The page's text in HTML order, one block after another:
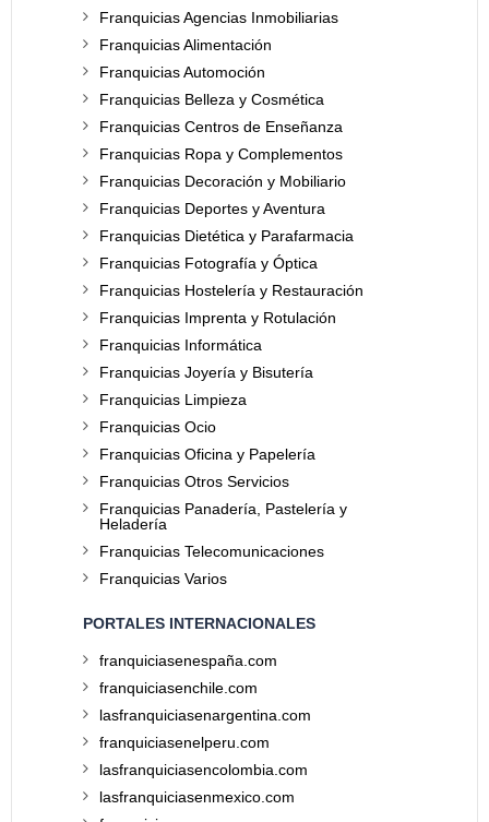
Franquicias Agencias Inmobiliarias
Franquicias Alimentación
Franquicias Automoción
Franquicias Belleza y Cosmética
Franquicias Centros de Enseñanza
Franquicias Ropa y Complementos
Franquicias Decoración y Mobiliario
Franquicias Deportes y Aventura
Franquicias Dietética y Parafarmacia
Franquicias Fotografía y Óptica
Franquicias Hostelería y Restauración
Franquicias Imprenta y Rotulación
Franquicias Informática
Franquicias Joyería y Bisutería
Franquicias Limpieza
Franquicias Ocio
Franquicias Oficina y Papelería
Franquicias Otros Servicios
Franquicias Panadería, Pastelería y
Heladería
Franquicias Telecomunicaciones
Franquicias Varios
PORTALES INTERNACIONALES
franquiciasenespaña.com
franquiciasenchile.com
lasfranquiciasenargentina.com
franquiciasenelperu.com
lasfranquiciasencolombia.com
lasfranquiciasenmexico.com